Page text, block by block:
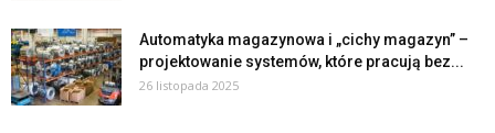
Automatyka magazynowa i „cichy magazyn” –
projektowanie systemów, które pracują bez...
26 listopada 2025